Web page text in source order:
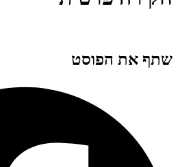
שתף את הפוסט